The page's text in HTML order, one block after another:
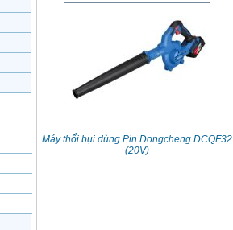
Máy thổi bụi dùng Pin Dongcheng DCQF32
(20V)